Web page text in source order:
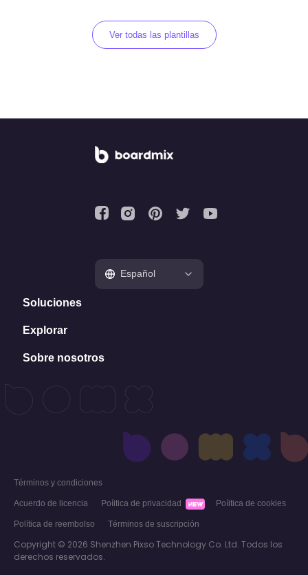
Ver todas las plantillas
Español
Soluciones
Pizarra online
Mapa mental
Alternativa a Miro
Explorar
Artículos
Sobre nosotros
Preguntas freguentes
Términos y condiciones
Acuerdo de licencia Poíitica de privacidad Poíitica de cookies
Política de reembolso Términos de suscripción
Copyright © 2026 Shenzhen Pixso Technology Co. Ltd. Todos los
derechos reservados.